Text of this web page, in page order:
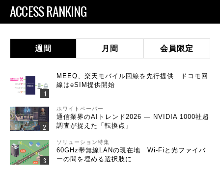
ACCESS RANKING
週間 月間 会員限定
MEEQ、楽天モバイル回線を先行提供 ドコモ回
線はeSIM提供開始
ホワイトペーパー
通信業界のAIトレンド2026 ― NVIDIA 1000社超
調査が捉えた「転換点」
ソリューション特集
60GHz帯無線LANの現在地 Wi-Fiと光ファイバ
ーの間を埋める選択肢に